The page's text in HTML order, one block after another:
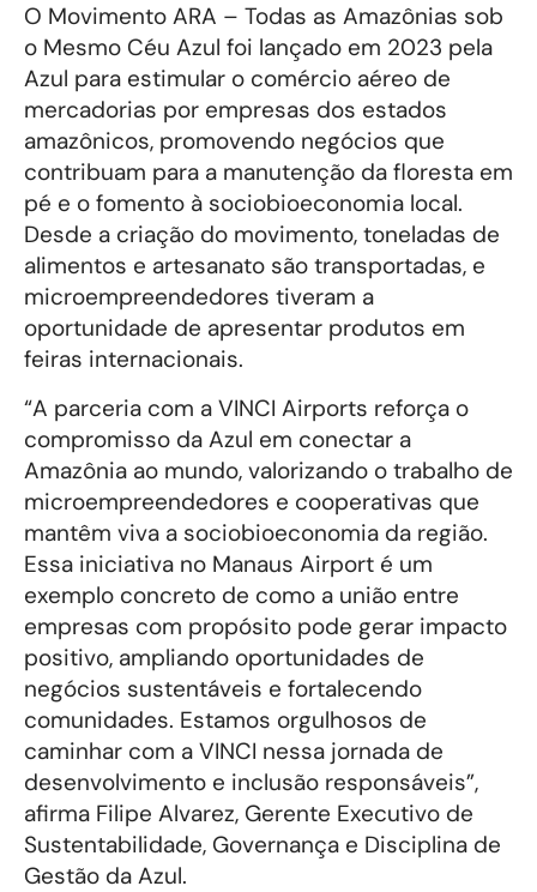
O Movimento ARA – Todas as Amazônias sob
o Mesmo Céu Azul foi lançado em 2023 pela
Azul para estimular o comércio aéreo de
mercadorias por empresas dos estados
amazônicos, promovendo negócios que
contribuam para a manutenção da floresta em
pé e o fomento à sociobioeconomia local.
Desde a criação do movimento, toneladas de
alimentos e artesanato são transportadas, e
microempreendedores tiveram a
oportunidade de apresentar produtos em
feiras internacionais.
“A parceria com a VINCI Airports reforça o
compromisso da Azul em conectar a
Amazônia ao mundo, valorizando o trabalho de
microempreendedores e cooperativas que
mantêm viva a sociobioeconomia da região.
Essa iniciativa no Manaus Airport é um
exemplo concreto de como a união entre
empresas com propósito pode gerar impacto
positivo, ampliando oportunidades de
negócios sustentáveis e fortalecendo
comunidades. Estamos orgulhosos de
caminhar com a VINCI nessa jornada de
desenvolvimento e inclusão responsáveis”,
afirma Filipe Alvarez, Gerente Executivo de
Sustentabilidade, Governança e Disciplina de
Gestão da Azul.